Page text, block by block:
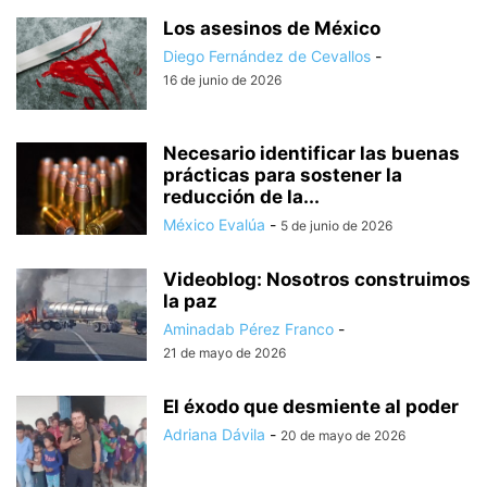
Los asesinos de México
Diego Fernández de Cevallos -
16 de junio de 2026
Necesario identificar las buenas
prácticas para sostener la
reducción de la...
México Evalúa - 5 de junio de 2026
Videoblog: Nosotros construimos
la paz
Aminadab Pérez Franco -
21 de mayo de 2026
El éxodo que desmiente al poder
Adriana Dávila - 20 de mayo de 2026